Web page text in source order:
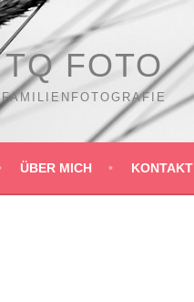
TQ FOTO
FAMILIENFOTOGRAFIE
ÜBER MICH KONTAKT